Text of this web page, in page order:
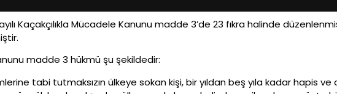
Kaçakçılıkla Mücadele Kanunu madde 3’de 23 fıkra halinde
madde 3 hükmü şu şekildedir:
tabi tutmaksızın ülkeye sokan kişi, bir yıldan beş yıla kadar hapis